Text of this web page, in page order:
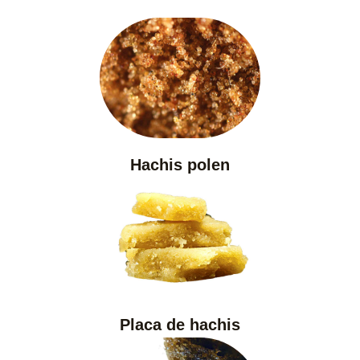
Hachis polen
Placa de hachis